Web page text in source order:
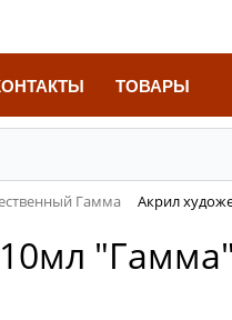
ТОВАРЫ
Гамма Акрил